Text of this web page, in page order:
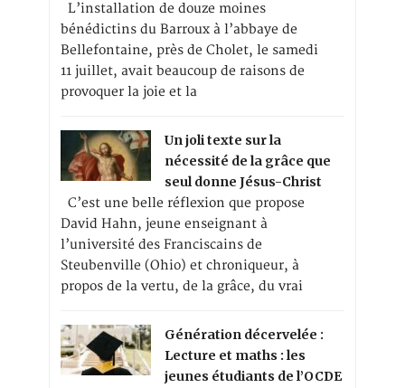
L’installation de douze moines
bénédictins du Barroux à l’abbaye de
Bellefontaine, près de Cholet, le samedi
11 juillet, avait beaucoup de raisons de
provoquer la joie et la
Un joli texte sur la
nécessité de la grâce que
seul donne Jésus-Christ
C’est une belle réflexion que propose
David Hahn, jeune enseignant à
l’université des Franciscains de
Steubenville (Ohio) et chroniqueur, à
propos de la vertu, de la grâce, du vrai
Génération décervelée :
Lecture et maths : les
jeunes étudiants de l’OCDE